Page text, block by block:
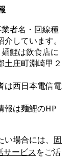
者名・回線種
しています。
麺鯉は飲食店に
土庄町淵崎甲２
は西日本電信電
報は麺鯉のHP
い場合には、
固
サービス をご活